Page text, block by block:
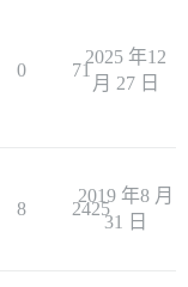
0 71
2025 年12
月 27 日
8 2425
2019 年8 月
31 日